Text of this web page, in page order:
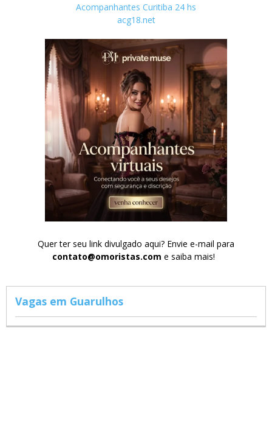
Acompanhantes Curitiba 24 hs
acg18.net
Quer ter seu link divulgado aqui? Envie e-mail para
contato@omoristas.com e saiba mais!
Vagas em Guarulhos